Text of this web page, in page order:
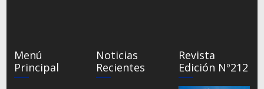
Menú
Principal
Noticias
Recientes
Revista
Edición Nº212